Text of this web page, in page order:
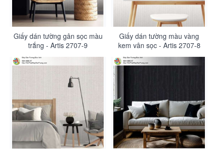
Giấy dán tường gân sọc màu
trắng - Artis 2707-9
Giấy dán tường màu vàng
kem vân sọc - Artis 2707-8